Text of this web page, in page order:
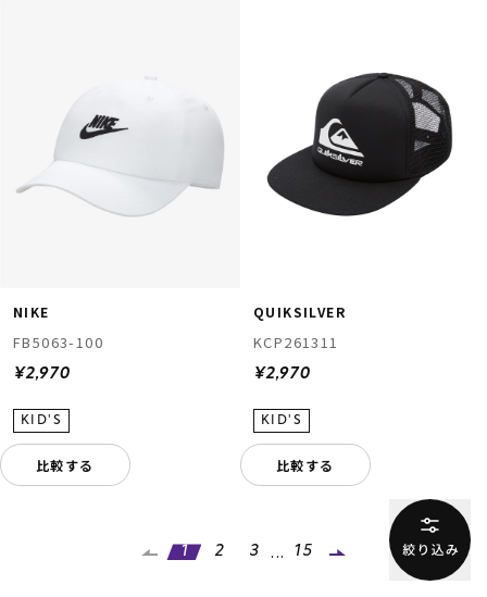
NIKE
FB5063-100
¥2,970
比較する
QUIKSILVER
KCP261311
¥2,970
比較する
1 2 3 ... 15